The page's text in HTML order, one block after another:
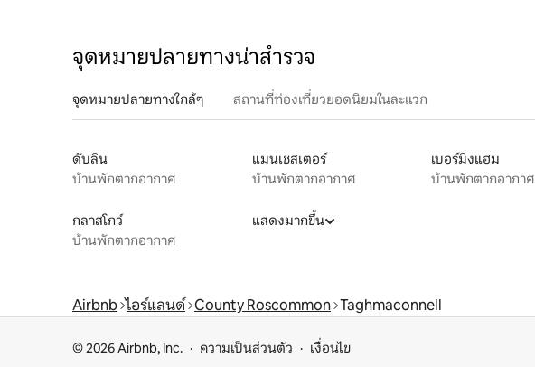
จุดหมายปลายทางน่าสำรวจ
จุดหมายปลายทางใกล้ๆ สถานที่ท่องเที่ยวยอดนิยมในละแวก
ดับลิน
บ้านพักตากอากาศ
แมนเชสเตอร์
บ้านพักตากอากาศ
เบอร์มิงแฮม
บ้านพักตากอากาศ
กลาสโกว์
บ้านพักตากอากาศ
แสดงมากขึ้น
Airbnb ไอร์แลนด์ County Roscommon Taghmaconnell
© 2026 Airbnb, Inc. ความเป็นส่วนตัว เงื่อนไข